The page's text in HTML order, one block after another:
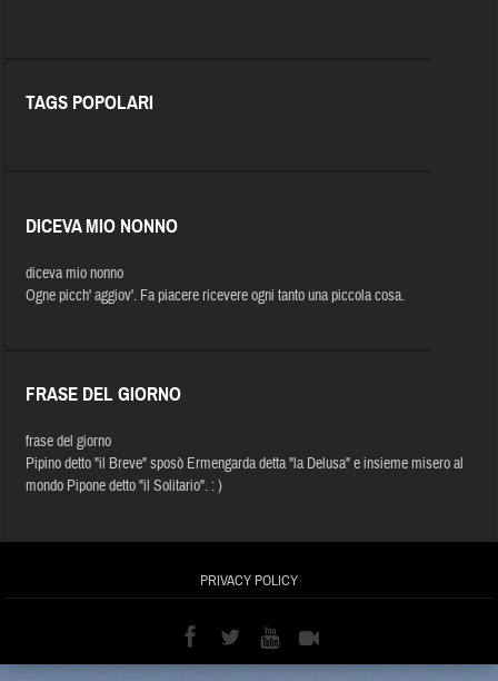
TAGS POPOLARI
DICEVA MIO NONNO
diceva mio nonno
Ogne picch' aggiov'. Fa piacere ricevere ogni tanto una piccola cosa.
FRASE DEL GIORNO
frase del giorno
Pipino detto "il Breve" sposò Ermengarda detta "la Delusa" e insieme misero al
mondo Pipone detto "il Solitario". : )
PRIVACY POLICY